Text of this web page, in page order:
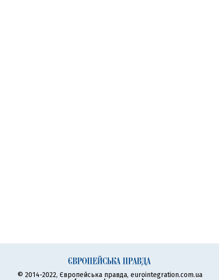
© 2014-2022, Європейська правда, eurointegration.com.ua